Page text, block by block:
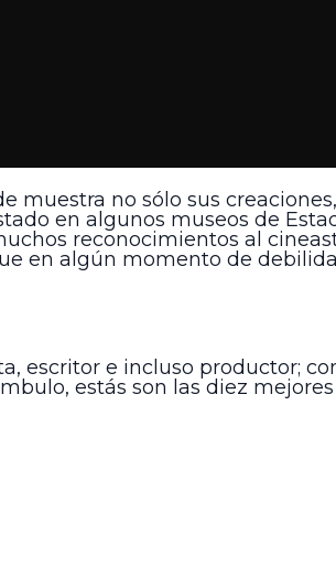
muestra no sólo sus
en algunos museos de
reconocimientos al
en algún momento de
escritor e incluso productor;
estás son las diez